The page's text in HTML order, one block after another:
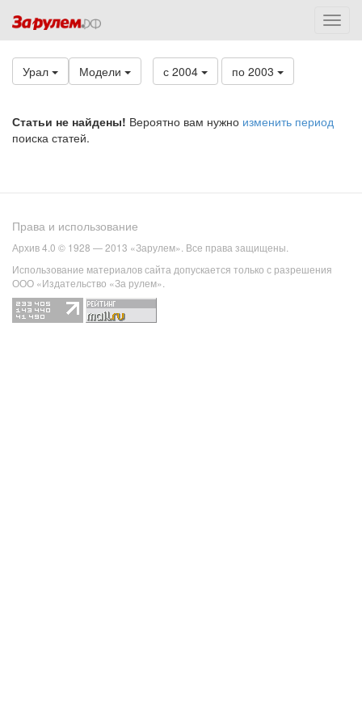
Урал Модели с 2004 по 2003
Статьи не найдены! Вероятно вам нужно изменить период
поиска статей.
Права и использование
Архив 4.0 © 1928 — 2013 «Зарулем». Все права защищены.
Использование материалов сайта допускается только с разрешения
ООО «Издательство «За рулем».